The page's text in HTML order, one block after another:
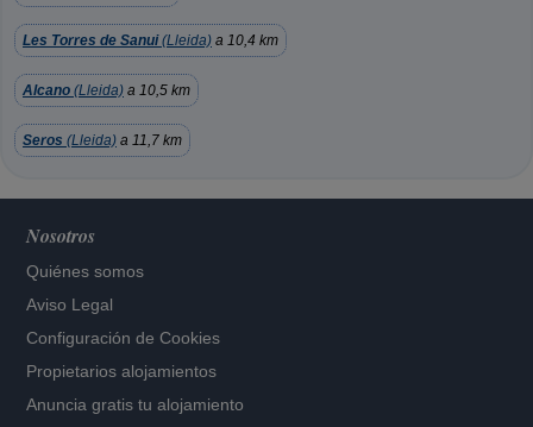
Les Torres de Sanui(Lleida) a 10,4 km
Alcano (Lleida) a 10,5 km
Seros (Lleida) a 11,7 km
Nosotros
Quiénes somos
Aviso Legal
Configuración de Cookies
Propietarios alojamientos
Anuncia gratis tu alojamiento